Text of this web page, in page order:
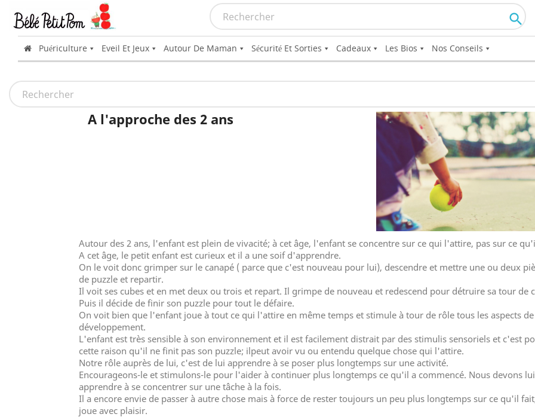

Puériculture Eveil Et Jeux Autour De Maman Sécurité Et Sorties Cadeaux Les Bios Nos Conseils
A l'approche des 2 ans
Autour des 2 ans, l'enfant est plein de vivacité; à cet âge, l'enfant se concentre sur ce qui l'attire, pas sur ce
A cet âge, le petit enfant est curieux et il a une soif d'apprendre.
On le voit donc grimper sur le canapé ( parce que c'est nouveau pour lui), descendre et mettre une ou deux
de puzzle et repartir.
Il voit ses cubes et en met deux ou trois et repart. Il grimpe de nouveau et redescend pour détruire sa tour de
Puis il décide de finir son puzzle pour tout le défaire.
On voit bien que l'enfant joue à tout ce qui l'attire en même temps et stimule à tour de rôle tous les aspects
développement.
L'enfant est très sensible à son environnement et il est facilement distrait par des stimulis sensoriels et c'est
cette raison qu'il ne finit pas son puzzle; ilpeut avoir vu ou entendu quelque chose qui l'attire.
Notre rôle auprès de lui, c'est de lui apprendre à se poser plus longtemps sur une activité.
Encourageons-le et stimulons-le pour l'aider à continuer plus longtemps ce qu'il a commencé. Nous devons lui
apprendre à se concentrer sur une tâche à la fois.
Il a encore envie de passer à autre chose mais à force de rester toujours un peu plus longtemps sur ce qu'il
joue avec plaisir.